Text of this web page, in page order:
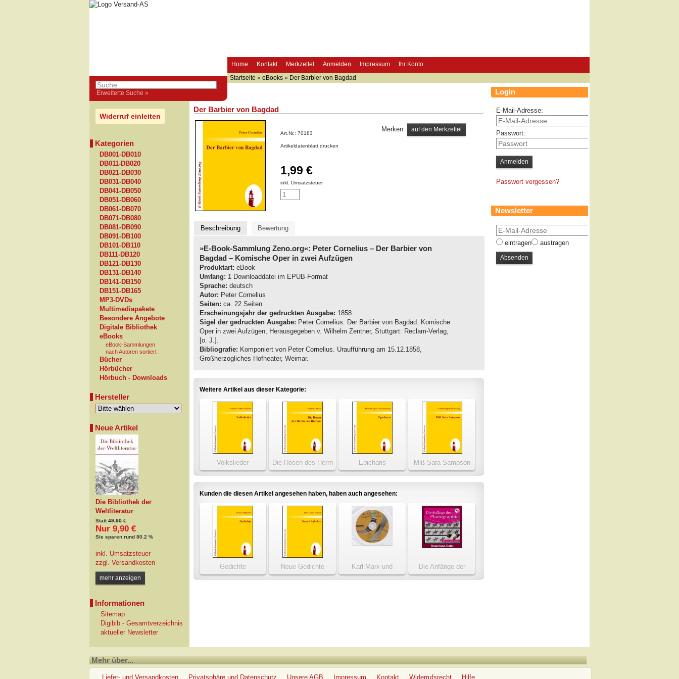
Home Kontakt Merkzettel Anmelden Impressum Ihr Konto
Erweiterte Suche »
Startseite » eBooks » Der Barbier von Bagdad
Widerruf einleiten
Kategorien
DB001-DB010
DB011-DB020
DB021-DB030
DB031-DB040
DB041-DB050
DB051-DB060
DB061-DB070
DB071-DB080
DB081-DB090
DB091-DB100
DB101-DB110
DB111-DB120
DB121-DB130
DB131-DB140
DB141-DB150
DB151-DB165
MP3-DVDs
Multimediapakete
Besondere Angebote
Digitale Bibliothek
eBooks
eBook-Sammlungen
nach Autoren sortiert
Bücher
Hörbücher
Hörbuch - Downloads
Hersteller
Neue Artikel
Die Bibliothek der
Weltliteratur
Statt49,90 €
Nur 9,90 €
Sie sparen rund 80.2 %
inkl. Umsatzsteuer
zzgl. Versandkosten
mehr anzeigen
Informationen
Sitemap
Digibib - Gesamtverzeichnis
aktueller Newsletter
Der Barbier von Bagdad
Art.Nr.: 70183
Artikeldatenblatt drucken
1,99 €
inkl. Umsatzsteuer
Merken:
Beschreibung Bewertung
»E-Book-Sammlung Zeno.org«: Peter Cornelius – Der Barbier von
Bagdad – Komische Oper in zwei Aufzügen
Produktart: eBook
Umfang: 1 Downloaddatei im EPUB-Format
Sprache: deutsch
Autor: Peter Cornelius
Seiten: ca. 22 Seiten
Erscheinungsjahr der gedruckten Ausgabe: 1858
Sigel der gedruckten Ausgabe: Peter Cornelius: Der Barbier von Bagdad. Komische
Oper in zwei Aufzügen, Herausgegeben v. Wilhelm Zentner, Stuttgart: Reclam-Verlag,
[o. J.].
Bibliografie: Komponiert von Peter Cornelius. Uraufführung am 15.12.1858,
Großherzogliches Hofheater, Weimar.
Weitere Artikel aus dieser Kategorie:
Volkslieder
Die Hosen des Herrn
von Bredow
Epicharis Miß Sara Sampson
Kunden die diesen Artikel angesehen haben, haben auch angesehen:
Gedichte Neue Gedichte
Karl Marx und
Friedrich Engels:
Die Anfänge der
Photographie
Login
E-Mail-Adresse:
Passwort:
Passwort vergessen?
Newsletter
eintragen austragen
Mehr über...
Liefer- und Versandkosten Privatsphäre und Datenschutz Unsere AGB Impressum Kontakt Widerrufsrecht Hilfe